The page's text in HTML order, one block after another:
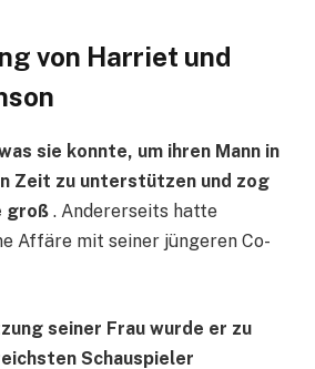
von Harriet und
sie konnte, um ihren Mann in
Zeit zu unterstützen und zog
groß . Andererseits hatte
Affäre mit seiner jüngeren Co-
seiner Frau wurde er zu
Schauspieler